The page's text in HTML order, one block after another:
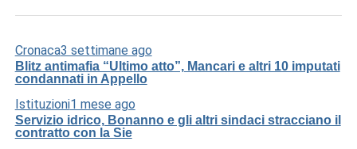
Cronaca3 settimane ago
Blitz antimafia “Ultimo atto”, Mancari e altri 10 imputati
condannati in Appello
Istituzioni1 mese ago
Servizio idrico, Bonanno e gli altri sindaci stracciano il
contratto con la Sie